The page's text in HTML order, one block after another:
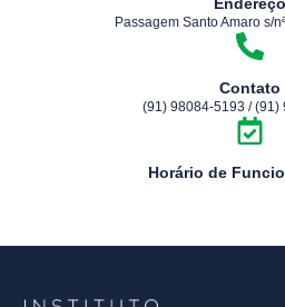
Passagem Santo Amaro s/
Contato
(91) 98084-5193 / (91)
Horário de